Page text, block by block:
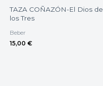
TAZA COÑAZÓN-El Dios de
los Tres
Beber
15,00 €